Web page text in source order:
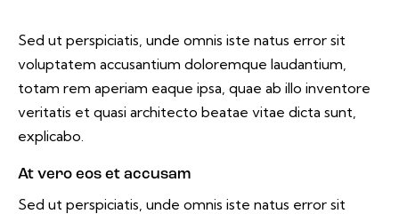
Sed ut perspiciatis, unde omnis iste natus error sit
voluptatem accusantium doloremque laudantium,
totam rem aperiam eaque ipsa, quae ab illo inventore
veritatis et quasi architecto beatae vitae dicta sunt,
explicabo.
At vero eos et accusam
Sed ut perspiciatis, unde omnis iste natus error sit